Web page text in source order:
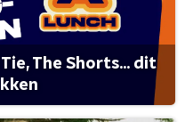
The Shorts... dit